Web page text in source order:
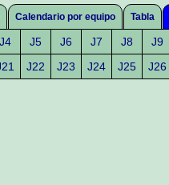
Calendario por equipo Tabla
J4 J5 J6 J7 J8 J9
J22 J23 J24 J25 J26